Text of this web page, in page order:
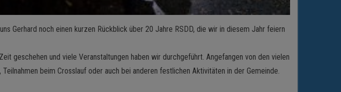
Gerhard noch einen kurzen Rückblick über 20 Jahre RSDD, die wir in diesem Jahr feiern
geschehen und viele Veranstaltungen haben wir durchgeführt. Angefangen von den vielen
beim Crosslauf oder auch bei anderen festlichen Aktivitäten in der Gemeinde.